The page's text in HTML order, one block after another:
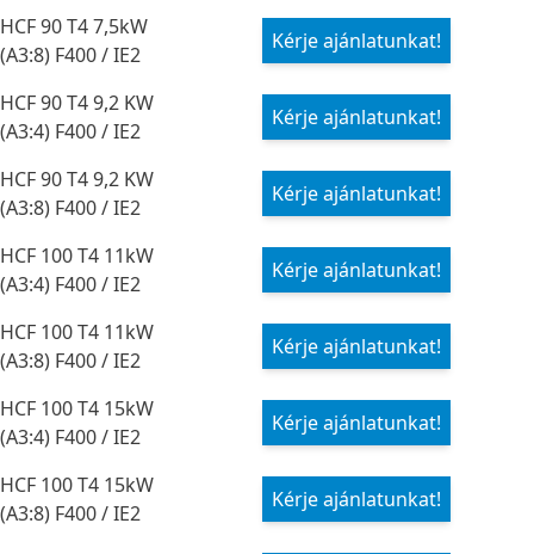
HCF 90 T4 7,5kW
(A3:8) F400 / IE2
Kérje ajánlatunkat!
HCF 90 T4 9,2 KW
(A3:4) F400 / IE2
Kérje ajánlatunkat!
HCF 90 T4 9,2 KW
(A3:8) F400 / IE2
Kérje ajánlatunkat!
HCF 100 T4 11kW
(A3:4) F400 / IE2
Kérje ajánlatunkat!
HCF 100 T4 11kW
(A3:8) F400 / IE2
Kérje ajánlatunkat!
HCF 100 T4 15kW
(A3:4) F400 / IE2
Kérje ajánlatunkat!
HCF 100 T4 15kW
(A3:8) F400 / IE2
Kérje ajánlatunkat!